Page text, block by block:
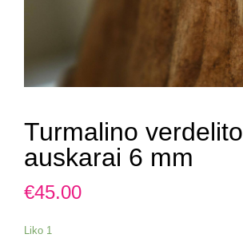
Turmalino verdelito
auskarai 6 mm
€45.00
Liko 1